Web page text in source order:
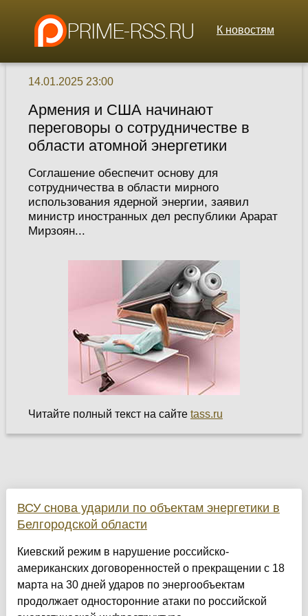
К новостям
14.01.2025 23:00
Армения и США начинают
переговоры о сотрудничестве в
области атомной энергетики
Соглашение обеспечит основу для
сотрудничества в области мирного
использования ядерной энергии, заявил
министр иностранных дел республики Арарат
Мирзоян...
Читайте полный текст на сайте tass.ru
ВСУ снова ударили по объектам энергетики в
Белгородской области
Киевский режим в нарушение российско-
американских договоренностей о прекращении с 18
марта на 30 дней ударов по энергообъектам
продолжает односторонние атаки по российской